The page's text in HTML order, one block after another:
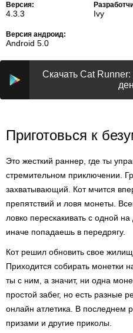
Версия:
4.3.3 Ivy
Версия андроид:
Android 5.0
Скачать Cat
Приготовься к
Это жесткий раннер, где ты
стремительном приключении.
захватывающий. Кот мчится
препятствий и ловя монеты.
ловко перескакивать с одной
иначе попадаешь в передрягу.
Кот решил обновить свое
Приходится собирать монетки
ты с ним, а значит, ни одна
простой забег, но есть разные
онлайн атлетика. В последнем
призами и другие приколы.